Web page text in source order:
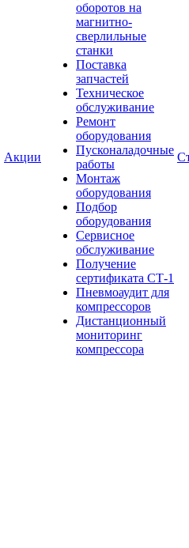
Акции
оборотов на
магнитно-
сверлильные
станки
Поставка
запчастей
Техническое
обслуживание
Ремонт
оборудования
Пусконаладочные
работы
Монтаж
оборудования
Подбор
оборудования
Сервисное
обслуживание
Получение
сертификата СТ-1
Пневмоаудит для
компрессоров
Дистанционный
мониторинг
компрессора